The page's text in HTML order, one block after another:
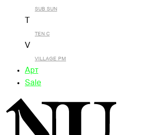
SUB SUN
TEN C
V
VILLAGE PM
Арт
Sale